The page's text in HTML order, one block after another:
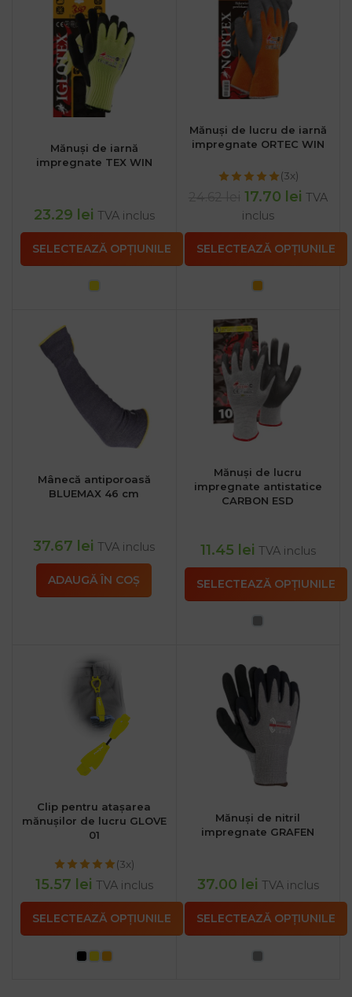
Mănuși de iarnă
impregnate TEX WIN
23.29 lei TVA inclus
SELECTEAZĂ OPȚIUNILE
Mănuși de lucru de iarnă
impregnate ORTEC WIN
(3x)
17.70 lei TVA
inclus
SELECTEAZĂ OPȚIUNILE
Mânecă antiporoasă
BLUEMAX 46 cm
37.67 lei TVA inclus
ADAUGĂ ÎN COȘ
Mănuși de lucru
impregnate antistatice
CARBON ESD
11.45 lei TVA inclus
SELECTEAZĂ OPȚIUNILE
Clip pentru atașarea
mănușilor de lucru GLOVE
01
(3x)
15.57 lei TVA inclus
SELECTEAZĂ OPȚIUNILE
Mănuși de nitril
impregnate GRAFEN
37.00 lei TVA inclus
SELECTEAZĂ OPȚIUNILE